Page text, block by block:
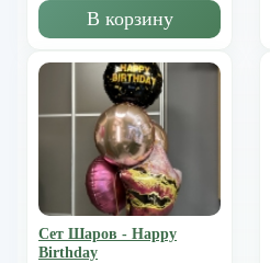
В корзину
Сет Шаров - Happy
Birthday